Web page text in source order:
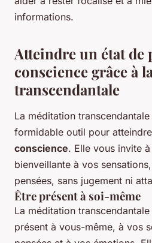
informations.
Atteindre un état de
conscience grâce à
transcendantale
La méditation
formidable outil pour
conscience. Elle vous invite
bienveillante à vos
pensées, sans jugement ni
Être présent à soi-même
La méditation
présent à vous-même, à vos